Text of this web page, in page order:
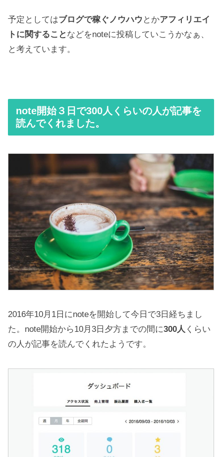
予定としてはブログで稼ぐノウハウ とかアフィリエイ
トに関すること などをnoteに投稿していこうかなぁ、
と考えています。
note開始３日で300人くらいの人が記事を
読んでくれました。
2016年10月1日にnoteを開始して今日で3日経ちまし
た。note開始から10月3日夕方までの間に300人 くらい
の人が記事を読んでくれたようです。